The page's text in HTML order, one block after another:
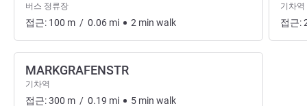
버스 정류장
접근: 100 m / 0.06 mi 2 min walk
MARKGRAFENSTR
기차역
접근:300 m / 0.19 mi 5 min walk
기차역
접근: